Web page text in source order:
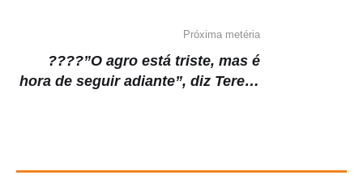
Próxima metéria
????”O agro está triste, mas é
hora de seguir adiante”, diz Tereza